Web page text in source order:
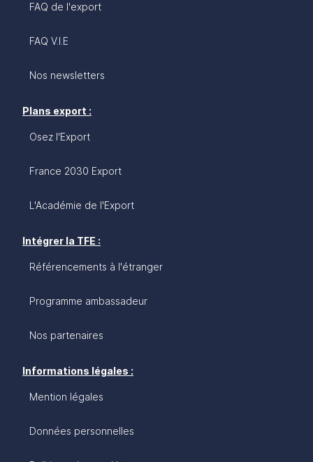
FAQ de l'export
FAQ V.I.E
Nos newsletters
Plans export :
Osez l'Export
France 2030 Export
L'Académie de l'Export
Intégrer la TFE :
Référencements à l'étranger
Programme ambassadeur
Nos partenaires
Informations légales :
Mention légales
Données personnelles